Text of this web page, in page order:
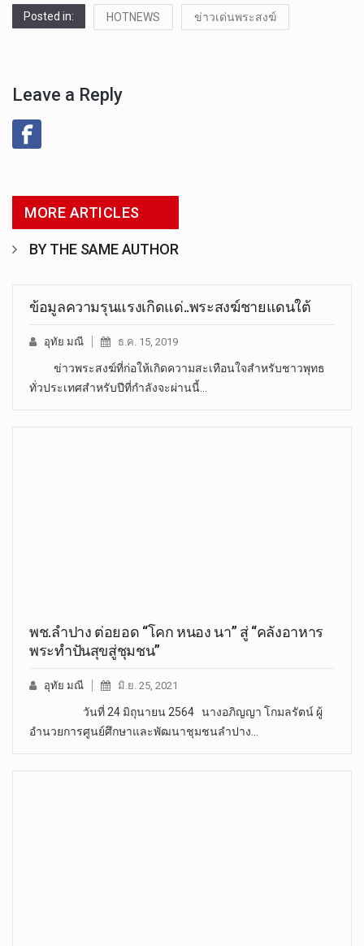
Posted in: HOTNEWS ข่าวเด่นพระสงฆ์
Leave a Reply
MORE ARTICLES
BY THE SAME AUTHOR
ข้อมูลความรุนแรงเกิดแด่..พระสงฆ์ชายแดนใต้
อุทัย มณี ธ.ค. 15, 2019
ข่าวพระสงฆ์ที่ก่อให้เกิดความสะเทือนใจสำหรับชาวพุทธ
ทั่วประเทศสำหรับปีที่กำลังจะผ่านนี้…
พช.ลำปาง ต่อยอด “โคก หนอง นา” สู่ “คลังอาหาร
พระทำปันสุขสู่ชุมชน”
อุทัย มณี มิ.ย. 25, 2021
วันที่ 24 มิถุนายน 2564 นางอภิญญา โกมลรัตน์ ผู้
อำนวยการศูนย์ศึกษาและพัฒนาชุมชนลำปาง…